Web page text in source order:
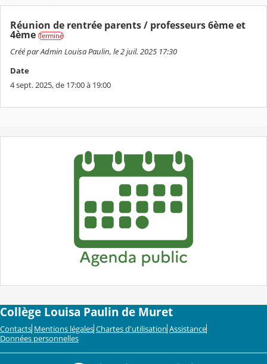
Réunion de rentrée parents / professeurs 6ème et
4ème Terminé
Créé par Admin Louisa Paulin, le 2 juil. 2025 17:30
Date
4 sept. 2025, de 17:00 à 19:00
Collège Louisa Paulin de Muret
Contacts Mentions légales Chartes d'utilisation Assistance
Données personnelles